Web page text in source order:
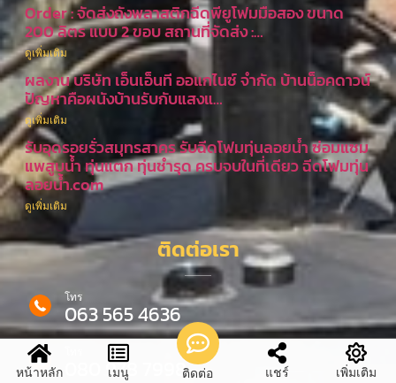
Order : จัดส่งถังพลาสติกฉีดพียูโฟมมือสอง ขนาด
200 ลิตร แบบ 2 ขอบ สถานที่จัดส่ง :…
ดูเพิ่มเติม
ผลงาน บริษัท เอ็นเอ็นที ออแกไนซ์ จำกัด บ้านน็อคดาวน์
ปัญหาคือผนังบ้านรับกับแสงแ…
ดูเพิ่มเติม
รับอุดรอยรั่วสมุทรสาคร รับฉีดโฟมทุ่นลอยน้ำ ซ่อมแซม
แพสูบน้ำ ทุ่นแตก ทุ่นชำรุด ครบจบในที่เดียว ฉีดโฟมทุ่น
ลอยน้ำ.com
ดูเพิ่มเติม
ติดต่อเรา
โทร
063 565 4636
080 978 7998
หน้าหลัก เมนู ติดต่อ แชร์ เพิ่มเติม